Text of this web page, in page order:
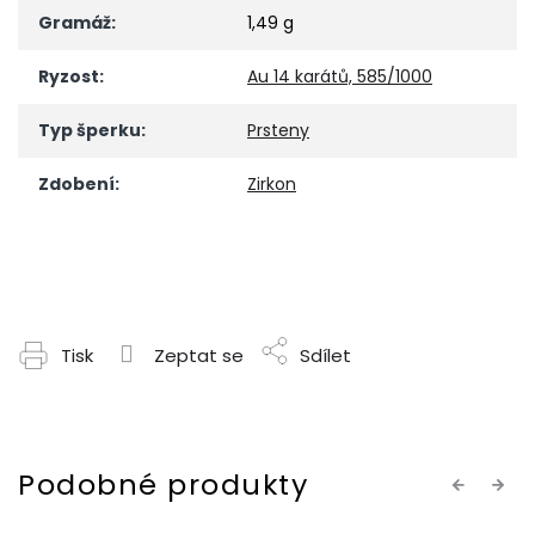
Gramáž: 1,49 g
Ryzost: Au 14 karátů, 585/1000
Typ šperku: Prsteny
Zdobení: Zirkon
Tisk Zeptat se Sdílet
Previous
Next